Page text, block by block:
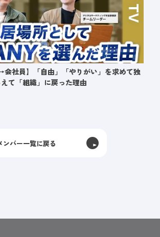
会社員】「自由」「やりがい」を求めて独
て「組織」に戻った理由
ンバー一覧に戻る